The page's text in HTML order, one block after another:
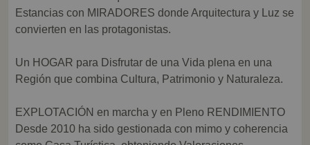
Estancias con MIRADORES donde Arquitectura y Luz se
convierten en las protagonistas.
Un HOGAR para Disfrutar de una Vida plena en una
Región que combina Cultura, Patrimonio y Naturaleza.
EXPLOTACIÓN en marcha y en Pleno RENDIMIENTO
Desde 2010 ha sido gestionada con mimo y coherencia